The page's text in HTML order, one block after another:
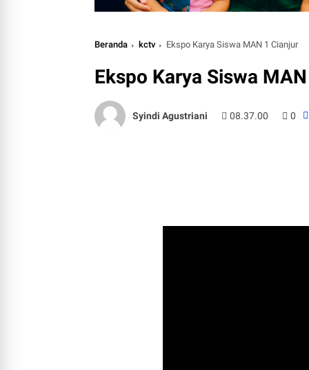
Beranda kctv Ekspo Karya Siswa MAN 1 Cianjur
Ekspo Karya Siswa
Syindi Agustriani 08.37.00 0